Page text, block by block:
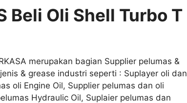
Beli Oli Shell Turbo T
merupakan bagian Supplier pelumas &
& grease industri seperti : Suplayer oli dan
oli Engine Oil, Supplier pelumas dan oli
Hydraulic Oil, Suplaier pelumas dan